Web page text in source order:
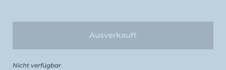
Ausverkauft
Nicht verfügbar